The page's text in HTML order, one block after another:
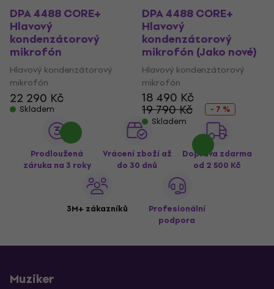
DPA 4488 CORE+
Hlavový
kondenzátorový
mikrofón
Hlavový kondenzátorový
mikrofón
22 290 Kč
Skladem
DPA 4488 CORE+
Hlavový
kondenzátorový
mikrofón (Jako nové)
Hlavový kondenzátorový
mikrofón
18 490 Kč
19 790 Kč
- 7 %
Skladem
Prodloužená
záruka na 3 roky
Vrácení zboží až
do 30 dnů
Doprava zdarma
od 2 500 Kč
3M+ zákazníků
Profesionální
podpora
Muziker